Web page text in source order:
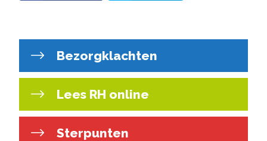
Bezorgklachten
Lees RH online
Sterpunten